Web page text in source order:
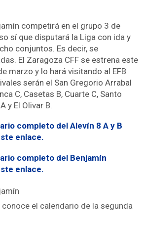
competirá en el grupo 3 de
sí que disputará la Liga con ida y
conjuntos. Es decir, se
El Zaragoza CFF se estrena este
marzo y lo hará visitando al EFB
serán el San Gregorio Arrabal
C, Casetas B, Cuarte C, Santo
y El Olivar B.
completo del Alevín 8 A y B
enlace.
completo del Benjamín
enlace.
conoce el calendario de la segunda